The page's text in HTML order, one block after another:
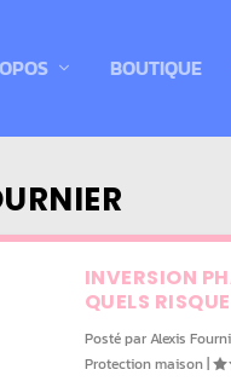
BOUTIQUE
INVERSION
QUELS
Posté parAlexis
Protection maison|